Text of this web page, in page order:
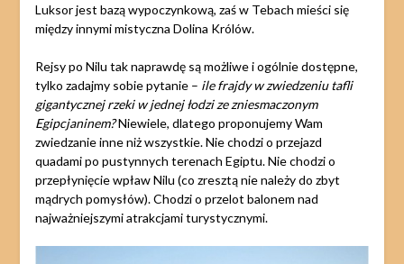
Luksor jest bazą wypoczynkową, zaś w Tebach mieści się
między innymi mistyczna Dolina Królów.
Rejsy po Nilu tak naprawdę są możliwe i ogólnie dostępne,
tylko zadajmy sobie pytanie – ile frajdy w zwiedzeniu tafli
gigantycznej rzeki w jednej łodzi ze zniesmaczonym
Egipcjaninem?Niewiele, dlatego proponujemy Wam
zwiedzanie inne niż wszystkie. Nie chodzi o przejazd
quadami po pustynnych terenach Egiptu. Nie chodzi o
przepłynięcie wpław Nilu (co zresztą nie należy do zbyt
mądrych pomysłów). Chodzi o przelot balonem nad
najważniejszymi atrakcjami turystycznymi.